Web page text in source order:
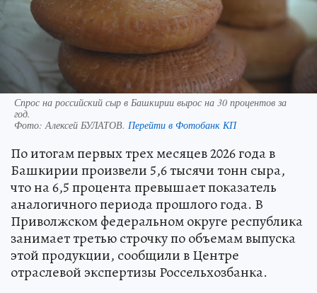
Спрос на российский сыр в Башкирии вырос на 30 процентов за
год.
Фото:Алексей БУЛАТОВ. Перейти в Фотобанк КП
По итогам первых трех месяцев 2026 года в
Башкирии произвели 5,6 тысячи тонн сыра,
что на 6,5 процента превышает показатель
аналогичного периода прошлого года. В
Приволжском федеральном округе республика
занимает третью строчку по объемам выпуска
этой продукции, сообщили в Центре
отраслевой экспертизы Россельхозбанка.